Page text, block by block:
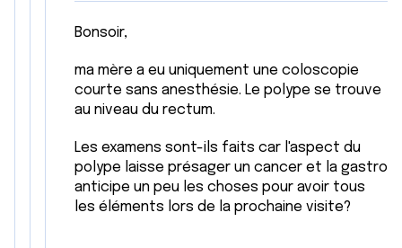
Bonsoir,
ma mère a eu uniquement une coloscopie
courte sans anesthésie. Le polype se trouve
au niveau du rectum.
Les examens sont-ils faits car l'aspect du
polype laisse présager un cancer et la gastro
anticipe un peu les choses pour avoir tous
les éléments lors de la prochaine visite?